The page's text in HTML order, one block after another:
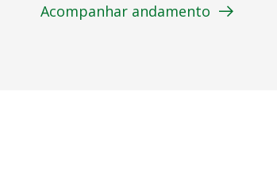
Acompanhar andamento